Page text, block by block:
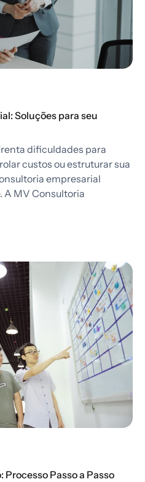
Soluções para seu
dificuldades para
custos ou estruturar sua
empresarial
A MV Consultoria
Passo a Passo